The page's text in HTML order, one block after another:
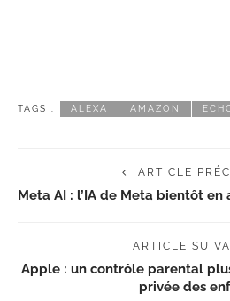
TAGS : ALEXA AMAZON
ARTICLE
Meta AI : l’IA de Meta bientôt
ARTICLE
Apple : un contrôle parental
privée des